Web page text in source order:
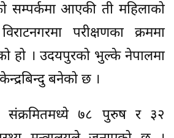
सम्पर्कमा आएकी ती महिलाको
परीक्षणका क्रममा
हो । उदयपुरको भुल्के नेपालमा
बनेको छ ।
संक्रमितमध्ये ७८ पुरुष र ३२